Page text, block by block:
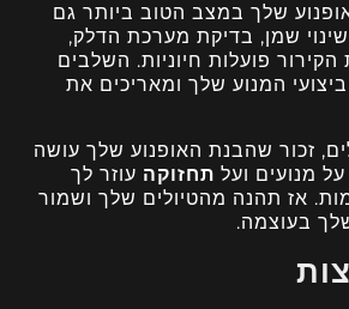
שלך במצב הטוב ביותר גם
שמן, בדיקת מערכת הדלק,
פועלות חיוניות. השלבים
המנוע שלך ומאריכים את
זכור שהבנת האופנוע שלך עושה
מנועים ועל תחזוקה עוזר לך
אז תהנה מהטיולים שלך ושמור
בעוצמה.